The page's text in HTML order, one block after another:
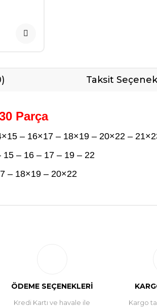
Taksit
Parça
– 16×17 – 18×19 – 20×22 –
15 – 16 – 17 – 19 – 22
– 18×19 – 20×22
ÖDEME SEÇENEKLERİ
Kredi Kartı ve havale ile
Kargo